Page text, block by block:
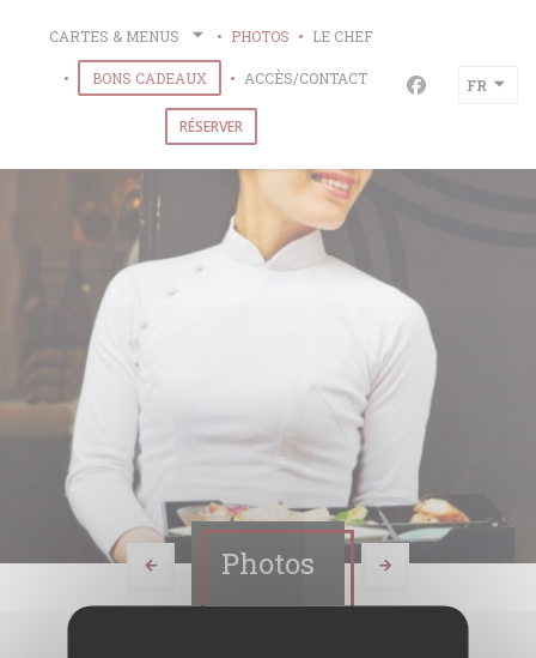
CARTES & MENUS PHOTOS LE CHEF
BONS CADEAUX((OUVRE UNE NOUVELLE FENÊTRE))
ACCÈS/CONTACT
RÉSERVER
Facebook
FR
Photos